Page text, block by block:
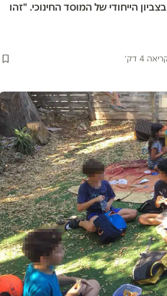
הייחודי של המוסד החינוכי. "זהו
4 דק׳